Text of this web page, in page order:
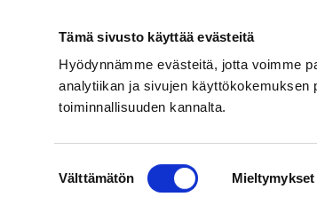
Tämä sivusto käyttää evästeitä
Hyödynnämme evästeitä, jotta voimme
analytiikan ja sivujen
toiminnallisuuden kannalta.
valinta
Välttämätön Mieltymykset
Etusivulle